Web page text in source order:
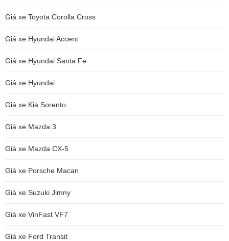
Giá xe Toyota Corolla Cross
Giá xe Hyundai Accent
Giá xe Hyundai Santa Fe
Giá xe Hyundai
Giá xe Kia Sorento
Giá xe Mazda 3
Giá xe Mazda CX-5
Giá xe Porsche Macan
Giá xe Suzuki Jimny
Giá xe VinFast VF7
Giá xe Ford Transit